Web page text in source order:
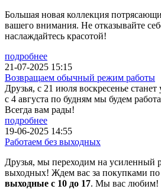
Большая новая коллекция
вашего внимания. Не отказывайте
наслаждайтесь красотой!
подробнее
21-07-2025 15:15
Возвращаем обычный режим работы
Друзья, с 21 июля воскресенье
с 4 августа по будням мы будем
Всегда вам рады!
подробнее
19-06-2025 14:55
Работаем без выходных
Друзья, мы переходим на усиленный
выходных! Ждем вас за покупками по
выходные с 10 до 17. Мы вас любим!